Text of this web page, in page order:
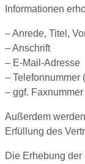
Informationen
– Anrede, Titel,
– Anschrift
– E-Mail-Adresse
– Telefonnummer
– ggf.
Außerdem
Erfüllung des
Die Erhebung